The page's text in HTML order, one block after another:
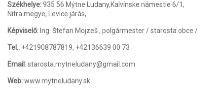
Székhelye:935 56 Mýtne Ludany,Kalvínske námestie 6/1,
Nitra megye, Levice járás,
Képviselő: Ing. Štefan Mojzeš , polgármester / starosta obce /
Tel.: +421908787819, +42136639 00 73
Email : starosta.mytneludany@gmail.com
Web:www.mytneludany.sk